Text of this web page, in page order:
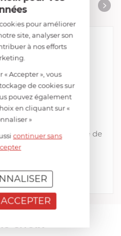
argon pour Système de
au verre
€
Comparer
CHOIX
pour améliorer
site, analyser son
à nos efforts
Accepter », vous
de cookies sur
pouvez également
en cliquant sur «
»
continuer sans